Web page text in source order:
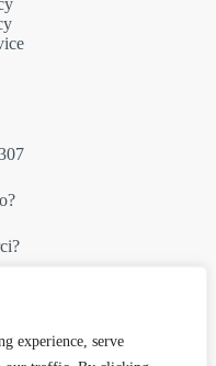
experience, serve